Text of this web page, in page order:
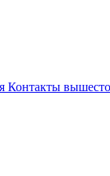
Контакты